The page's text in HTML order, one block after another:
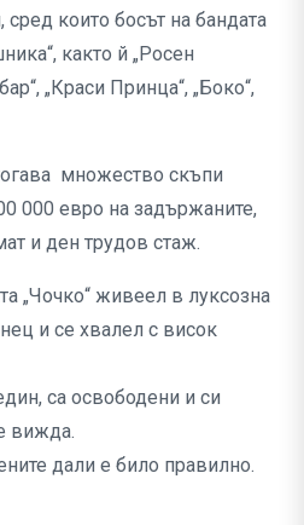
които босът на бандата
както й „Росен
„Краси Принца“, „Боко“,
множество скъпи
000 евро на задържаните,
и ден трудов стаж.
„Чочко“ живеел в луксозна
и се хвалел с висок
са освободени и си
вижда.
дали е било правилно.